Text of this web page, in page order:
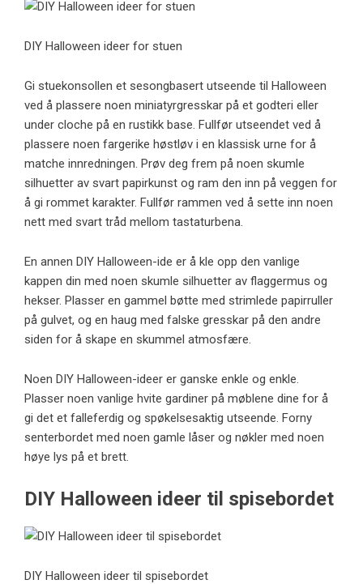
DIY Halloween ideer for stuen
Gi stuekonsollen et sesongbasert utseende til Halloween
ved å plassere noen miniatyrgresskar på et godteri eller
under cloche på en rustikk base. Fullfør utseendet ved å
plassere noen fargerike høstløv i en klassisk urne for å
matche innredningen. Prøv deg frem på noen skumle
silhuetter av svart papirkunst og ram den inn på veggen for
å gi rommet karakter. Fullfør rammen ved å sette inn noen
nett med svart tråd mellom tastaturbena.
En annen DIY Halloween-ide er å kle opp den vanlige
kappen din med noen skumle silhuetter av flaggermus og
hekser. Plasser en gammel bøtte med strimlede papirruller
på gulvet, og en haug med falske gresskar på den andre
siden for å skape en skummel atmosfære.
Noen DIY Halloween-ideer er ganske enkle og enkle.
Plasser noen vanlige hvite gardiner på møblene dine for å
gi det et falleferdig og spøkelsesaktig utseende. Forny
senterbordet med noen gamle låser og nøkler med noen
høye lys på et brett.
DIY Halloween ideer til spisebordet
DIY Halloween ideer til spisebordet